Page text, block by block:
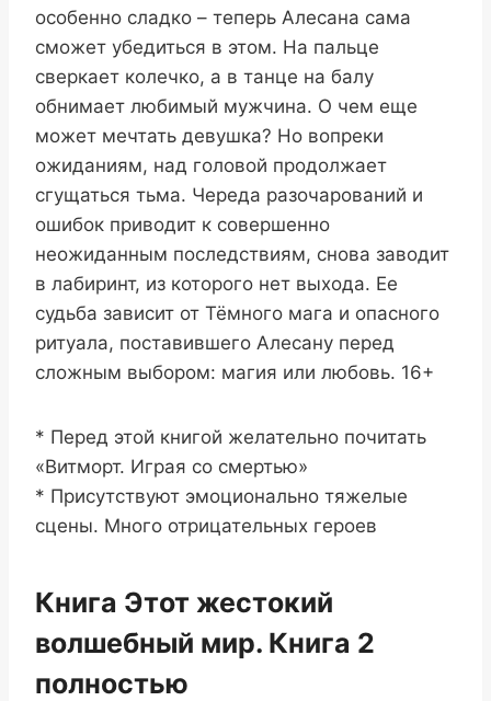
особенно сладко – теперь Алесана сама
сможет убедиться в этом. На пальце
сверкает колечко, а в танце на балу
обнимает любимый мужчина. О чем еще
может мечтать девушка? Но вопреки
ожиданиям, над головой продолжает
сгущаться тьма. Череда разочарований и
ошибок приводит к совершенно
неожиданным последствиям, снова заводит
в лабиринт, из которого нет выхода. Ее
судьба зависит от Тёмного мага и опасного
ритуала, поставившего Алесану перед
сложным выбором: магия или любовь. 16+
* Перед этой книгой желательно почитать
«Витморт. Играя со смертью»
* Присутствуют эмоционально тяжелые
сцены. Много отрицательных героев
Книга Этот жестокий
волшебный мир. Книга 2
полностью